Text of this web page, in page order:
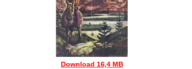
Download 16,4 MB